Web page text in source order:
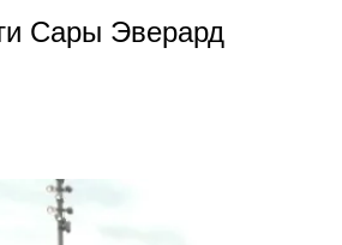
Сары Эверард